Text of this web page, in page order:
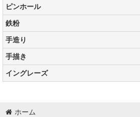
ピンホール
鉄粉
手造り
手描き
イングレーズ
ホーム